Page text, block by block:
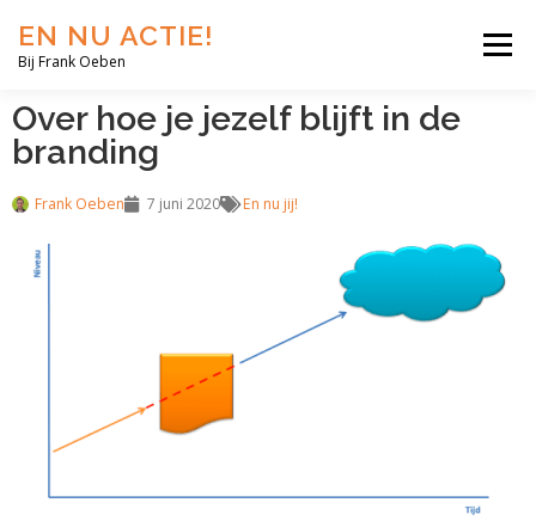
EN NU ACTIE!
Bij Frank Oeben
Menu
EN NU JIJ! EN NU WIJ! EN NU EERLIJK!
Over hoe je jezelf blijft in de
branding
Frank Oeben 7 juni 2020 En nu jij!